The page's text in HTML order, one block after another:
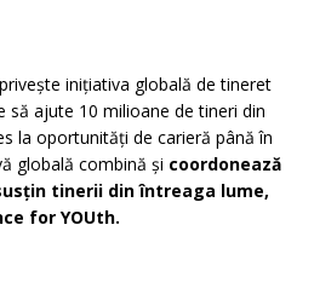
inițiativa globală de tineret
să ajute 10 milioane de tineri din
la oportunități de carieră până în
globală combină și coordonează
tinerii din întreaga lume,
for YOUth.